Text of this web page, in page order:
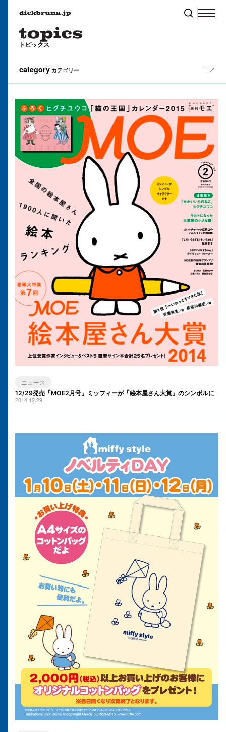
トピックス
category カテゴリー
All イベント キャンペーン コラム
ニュース
12/29発売「MOE2月号」ミッフィーが「絵本屋さん大賞」のシンボルに
2014.12.29